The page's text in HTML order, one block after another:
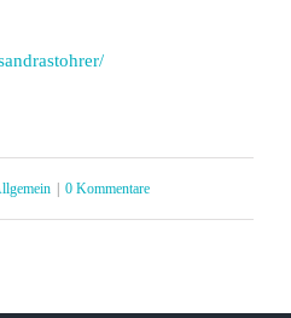
| 0 Kommentare